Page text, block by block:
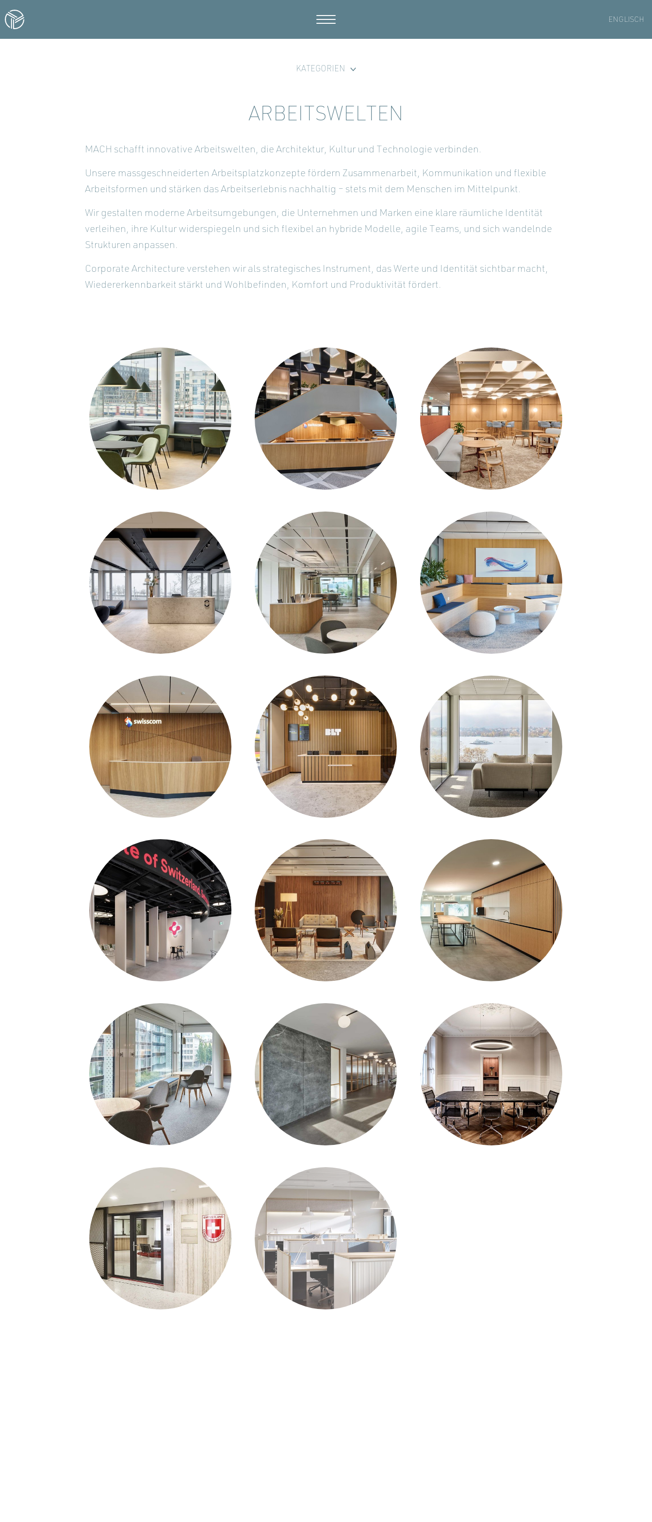
ENGLISCH
KATEGORIEN
ARBEITSWELTEN
MACH schafft innovative Arbeitswelten, die Architektur, Kultur und Technologie verbinden.
Unsere massgeschneiderten Arbeitsplatzkonzepte fördern Zusammenarbeit, Kommunikation und flexible
Arbeitsformen und stärken das Arbeitserlebnis nachhaltig – stets mit dem Menschen im Mittelpunkt.
Wir gestalten moderne Arbeitsumgebungen, die Unternehmen und Marken eine klare räumliche Identität
verleihen, ihre Kultur widerspiegeln und sich flexibel an hybride Modelle, agile Teams, und sich wandelnde
Strukturen anpassen.
Corporate Architecture verstehen wir als strategisches Instrument, das Werte und Identität sichtbar macht,
Wiedererkennbarkeit stärkt und Wohlbefinden, Komfort und Produktivität fördert.